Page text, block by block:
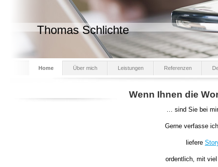
Thomas Schlichte
Home Über mich Leistungen Referenzen
Wenn Ihnen die
… sind Sie bei
Gerne verfasse
liefere
ordentlich, mit